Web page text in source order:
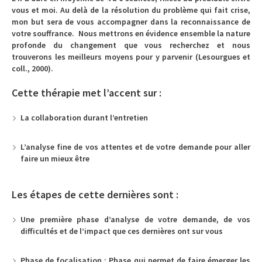
vous et moi. Au delà de la résolution du problème qui fait crise,
mon but sera de vous accompagner dans la reconnaissance de
votre souffrance. Nous mettrons en évidence ensemble la nature
profonde du changement que vous recherchez et nous
trouverons les meilleurs moyens pour y parvenir (Lesourgues et
coll., 2000).
Cette thérapie met l’accent sur :
La collaboration durant l’entretien
L’analyse fine de vos attentes et de votre demande pour aller
faire un mieux être
Les étapes de cette dernières sont :
Une première phase d’analyse de votre demande, de vos
difficultés et de l’impact que ces dernières ont sur vous